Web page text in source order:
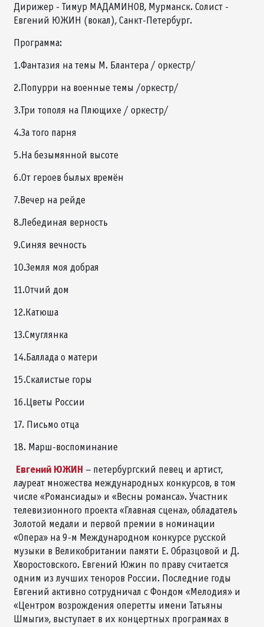
Дирижер - Тимур МАДАМИНОВ, Мурманск. Солист -
Евгений ЮЖИН (вокал), Санкт-Петербург.
Программа:
1.Фантазия на темы М. Блантера / оркестр/
2.Попурри на военные темы /оркестр/
3.Три тополя на Плющихе / оркестр/
4.За того парня
5.На безымянной высоте
6.От героев былых времён
7.Вечер на рейде
8.Лебединая верность
9.Синяя вечность
10.Земля моя добрая
11.Отчий дом
12.Катюша
13.Смуглянка
14.Баллада о матери
15.Скалистые горы
16.Цветы России
17. Письмо отца
18. Марш-воспоминание
Евгений ЮЖИН – петербургский певец и артист,
лауреат множества международных конкурсов, в том
числе «Романсиады» и «Весны романса». Участник
телевизионного проекта «Главная сцена», обладатель
Золотой медали и первой премии в номинации
«Опера» на 9-м Международном конкурсе русской
музыки в Великобритании памяти Е. Образцовой и Д.
Хворостовского. Евгений Южин по праву считается
одним из лучших теноров России. Последние годы
Евгений активно сотрудничал с Фондом «Мелодия» и
«Центром возрождения оперетты имени Татьяны
Шмыги», выступает в их концертных программах в